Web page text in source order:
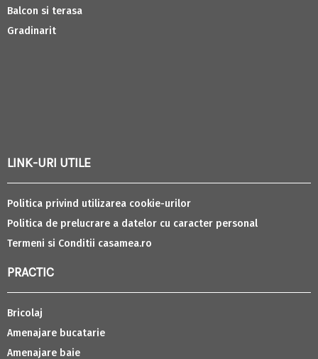
Balcon si terasa
Gradinarit
LINK-URI UTILE
Politica privind utilizarea cookie-urilor
Politica de prelucrare a datelor cu caracter personal
Termeni si Conditii casamea.ro
PRACTIC
Bricolaj
Amenajare bucatarie
Amenajare baie